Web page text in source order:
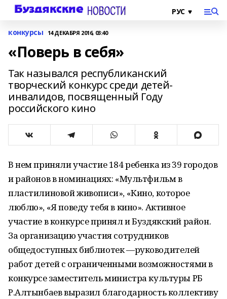
конкурсы 14 ДЕКАБРЯ 2016, 03:40
«Поверь в себя»
Так назывался республиканский
творческий конкурс среди детей-
инвалидов, посвященный Году
российского кино
В нем приняли участие 184 ребенка из 39 городов
и районов в номинациях: «Мультфильм в
пластилиновой живописи», «Кино, которое
люблю», «Я поведу тебя в кино». Активное
участие в конкурсе принял и Буздякский район.
За организацию участия сотрудников
общедоступных библиотек —руководителей
работ детей с ограниченными возможностями в
конкурсе заместитель министра культуры РБ
Р.Алтынбаев выразил благодарность коллективу